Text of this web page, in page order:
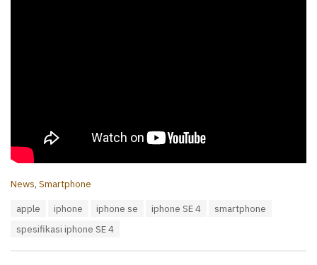
C
News, Smartphone
apple iphone iphone se iphone SE 4
smartphone
spesifikasi iphone SE 4